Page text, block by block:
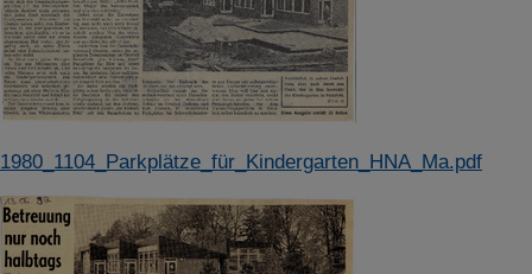
1980_1104_Parkplätze_für_Kindergarten_HNA_Ma.pdf